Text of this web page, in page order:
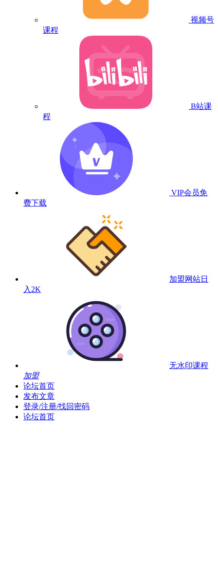
视频号
课程
B站课
程
VIP会员免
费下载
加盟网站日
入2K
无水印课程
加盟
论坛首页
发布文章
登录/注册/找回密码
论坛首页